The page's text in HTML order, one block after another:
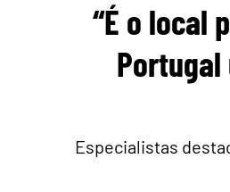
“É o local
Especialistas